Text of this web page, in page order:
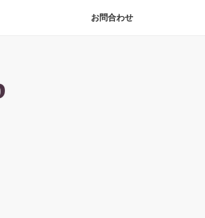
お問合わせ